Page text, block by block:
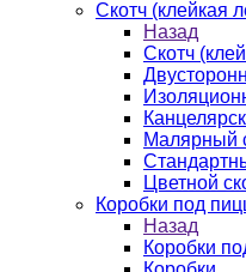
Скотч (клейкая
Назад
Скотч
Малярный
Цветной
Коробки под
Назад
Коробки